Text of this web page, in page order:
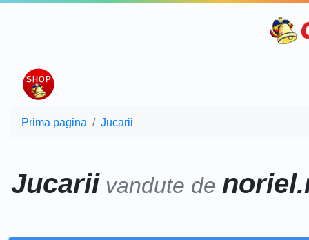
Prima pagina Jucarii
Jucariivandute de